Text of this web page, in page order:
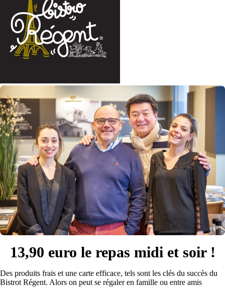
13,90 euro le repas midi et soir !
Des produits frais et une carte efficace, tels sont les clés du succès du
Bistrot Régent. Alors on peut se régaler en famille ou entre amis